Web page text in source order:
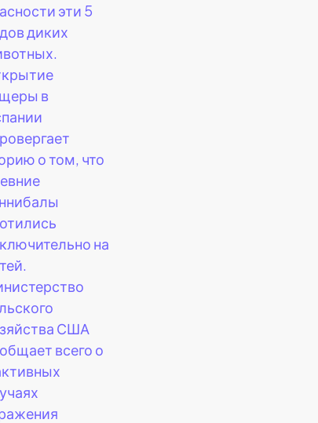
эти 5
диких
в
о том, что
на
США
всего о